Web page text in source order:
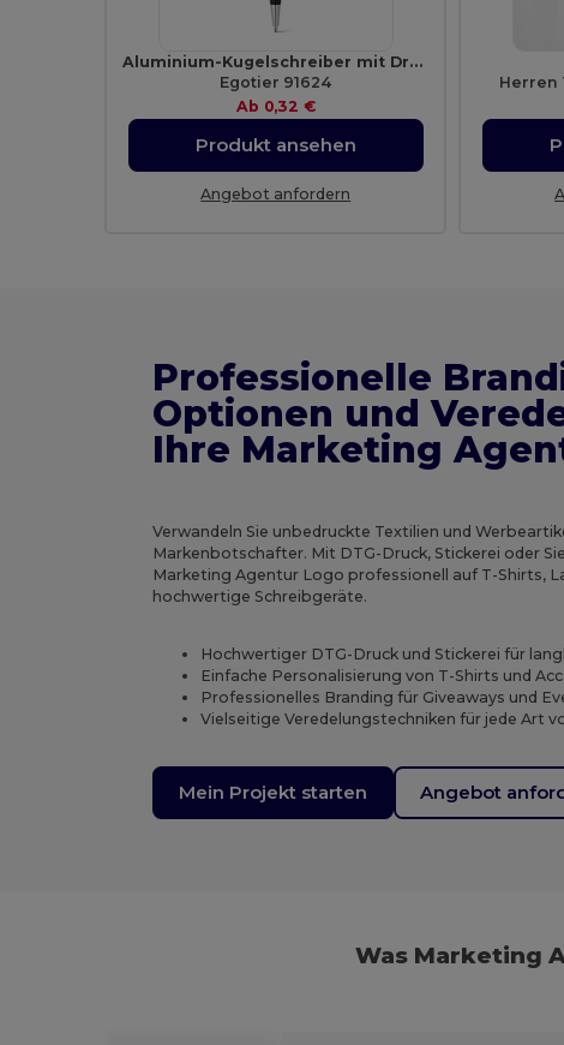
Aluminium-Kugelschreiber mit Drehmechanik und einer Touch-Spitze
Egotier 91624
Ab 0,32 €
Produkt ansehen
Angebot anfordern
Herren
Professionelle
Optionen und
Ihre Marketing
Verwandeln Sie unbedruckte Textilien und
Markenbotschafter. Mit DTG-Druck, Stickerei oder
Marketing Agentur Logo professionell auf T-Shirts,
hochwertige Schreibgeräte.
Hochwertiger DTG-Druck und Stickerei für
Einfache Personalisierung von T-Shirts und
Professionelles Branding für Giveaways und
Vielseitige Veredelungstechniken für jede Art
Mein Projekt starten Angebot
Was Marketing